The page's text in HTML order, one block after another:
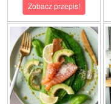
Zobacz przepis!